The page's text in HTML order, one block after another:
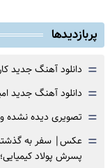
پربازدیدها
= دانلود آهنگ جدید
= دانلود آهنگ جدید
= تصویری دیده نشده
= عکس| سفر به گذشته؛
پسرش پولاد کیمیایی؛